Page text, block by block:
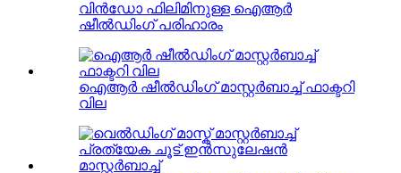
വിൻഡോ ഫിലിമിനുള്ള ഐആർ
ഷീൽഡിംഗ് പരിഹാരം
ഐആർ ഷീൽഡിംഗ് മാസ്റ്റർബാച്ച് ഫാക്ടറി
വില